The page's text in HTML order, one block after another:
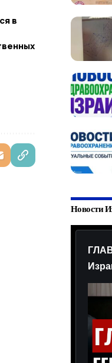
в
Новости